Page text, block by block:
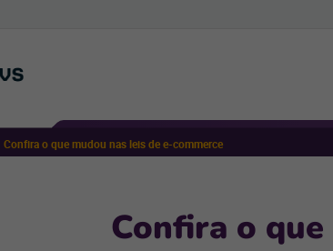
Confira o que mudou nas leis de e-commerce
Confira o